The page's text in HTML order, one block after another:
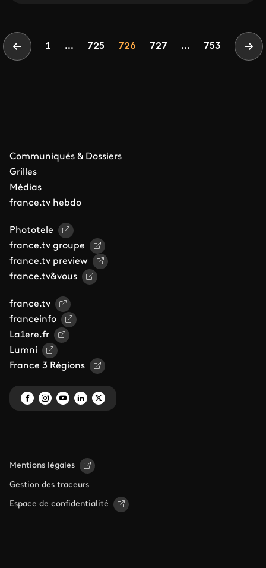
Pagination
Page précédente
1 ... Page
725 Page
726 Page
727 ... 753
Communiqués & Dossiers
Grilles
Médias
france.tv hebdo
Phototele
france.tv groupe
france.tv preview
france.tv&vous
france.tv
franceinfo
La1ere.fr
Lumni
France 3 Régions
Mentions légales
Gestion des traceurs
Espace de confidentialité